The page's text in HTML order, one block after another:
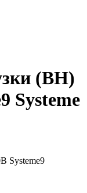
(ВН)
Systeme